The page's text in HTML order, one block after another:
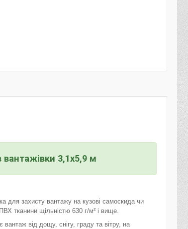
3,1х5,9 м
захисту вантажу на кузові самоскида чи
тканини щільністю 630 г/м² і вище.
від дощу, снігу, граду та вітру, на